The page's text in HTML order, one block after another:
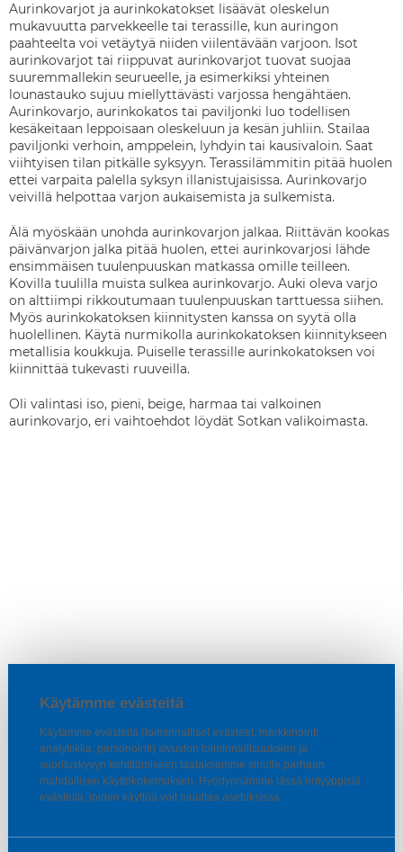
Käytämme evästeitä
Käytämme evästeitä (toiminnalliset evästeet, markkinointi,
analytiikka, personointi) sivuston toiminnallisuuksien ja
suorituskyvyn kehittämiseen taataksemme sinulle parhaan
mahdollisen käyttökokemuksen. Hyödynnämme tässä erityyppisiä
evästeitä, joiden käyttöä voit muuttaa asetuksissa.
Aurinkovarjot ja aurinkokatokset lisäävät oleskelun
mukavuutta parvekkeelle tai terassille, kun auringon
paahteelta voi vetäytyä niiden viilentävään varjoon. Isot
aurinkovarjot tai riippuvat aurinkovarjot tuovat suojaa
suuremmallekin seurueelle, ja esimerkiksi yhteinen
lounastauko sujuu miellyttävästi varjossa hengähtäen.
Aurinkovarjo, aurinkokatos tai paviljonki luo todellisen
kesäkeitaan leppoisaan oleskeluun ja kesän juhliin. Stailaa
paviljonki verhoin, amppelein, lyhdyin tai kausivaloin. Saat
viihtyisen tilan pitkälle syksyyn. Terassilämmitin pitää huolen
ettei varpaita palella syksyn illanistujaisissa. Aurinkovarjo
veivillä helpottaa varjon aukaisemista ja sulkemista.
Älä myöskään unohda aurinkovarjon jalkaa. Riittävän kookas
päivänvarjon jalka pitää huolen, ettei aurinkovarjosi lähde
ensimmäisen tuulenpuuskan matkassa omille teilleen.
Kovilla tuulilla muista sulkea aurinkovarjo. Auki oleva varjo
on alttiimpi rikkoutumaan tuulenpuuskan tarttuessa siihen.
Myös aurinkokatoksen kiinnitysten kanssa on syytä olla
huolellinen. Käytä nurmikolla aurinkokatoksen kiinnitykseen
metallisia koukkuja. Puiselle terassille aurinkokatoksen voi
kiinnittää tukevasti ruuveilla.
Oli valintasi iso, pieni, beige, harmaa tai valkoinen
aurinkovarjo, eri vaihtoehdot löydät Sotkan valikoimasta.